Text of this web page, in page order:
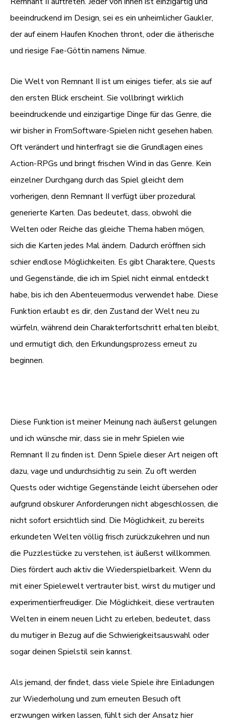
beeindruckend im Design, sei es ein unheimlicher Gaukler,
der auf einem Haufen Knochen thront, oder die ätherische
und riesige Fae-Göttin namens Nimue.
Die Welt von Remnant II ist um einiges tiefer, als sie auf
den ersten Blick erscheint. Sie vollbringt wirklich
beeindruckende und einzigartige Dinge für das Genre, die
wir bisher in FromSoftware-Spielen nicht gesehen haben.
Oft verändert und hinterfragt sie die Grundlagen eines
Action-RPGs und bringt frischen Wind in das Genre. Kein
einzelner Durchgang durch das Spiel gleicht dem
vorherigen, denn Remnant II verfügt über prozedural
generierte Karten. Das bedeutet, dass, obwohl die
Welten oder Reiche das gleiche Thema haben mögen,
sich die Karten jedes Mal ändern. Dadurch eröffnen sich
schier endlose Möglichkeiten. Es gibt Charaktere, Quests
und Gegenstände, die ich im Spiel nicht einmal entdeckt
habe, bis ich den Abenteuermodus verwendet habe. Diese
Funktion erlaubt es dir, den Zustand der Welt neu zu
würfeln, während dein Charakterfortschritt erhalten bleibt,
und ermutigt dich, den Erkundungsprozess erneut zu
beginnen.
Diese Funktion ist meiner Meinung nach äußerst gelungen
und ich wünsche mir, dass sie in mehr Spielen wie
Remnant II zu finden ist. Denn Spiele dieser Art neigen oft
dazu, vage und undurchsichtig zu sein. Zu oft werden
Quests oder wichtige Gegenstände leicht übersehen oder
aufgrund obskurer Anforderungen nicht abgeschlossen, die
nicht sofort ersichtlich sind. Die Möglichkeit, zu bereits
erkundeten Welten völlig frisch zurückzukehren und nun
die Puzzlestücke zu verstehen, ist äußerst willkommen.
Dies fördert auch aktiv die Wiederspielbarkeit. Wenn du
mit einer Spielewelt vertrauter bist, wirst du mutiger und
experimentierfreudiger. Die Möglichkeit, diese vertrauten
Welten in einem neuen Licht zu erleben, bedeutet, dass
du mutiger in Bezug auf die Schwierigkeitsauswahl oder
sogar deinen Spielstil sein kannst.
Als jemand, der findet, dass viele Spiele ihre Einladungen
zur Wiederholung und zum erneuten Besuch oft
erzwungen wirken lassen, fühlt sich der Ansatz hier